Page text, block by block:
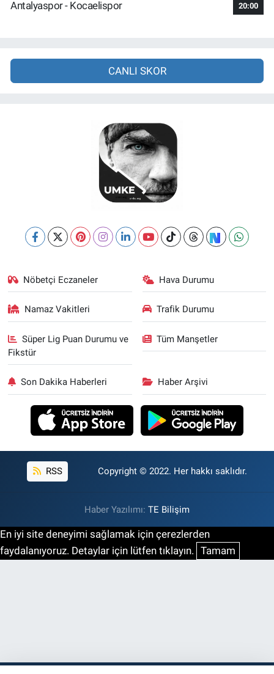
Antalyaspor - Kocaelispor 20:00
CANLI SKOR
Nöbetçi Eczaneler Hava Durumu
Namaz Vakitleri Trafik Durumu
Süper Lig Puan Durumu ve
Fikstür
Tüm Manşetler
Son Dakika Haberleri Haber Arşivi
RSS Copyright © 2022. Her hakkı saklıdır.
Haber Yazılımı: TE Bilişim
En iyi site deneyimi sağlamak için çerezlerden
faydalanıyoruz. Detaylar için lütfen tıklayın. Tamam